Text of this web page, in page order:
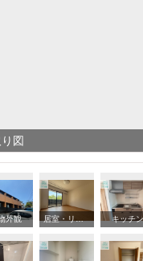
図
外観 居室・リビング キッチ